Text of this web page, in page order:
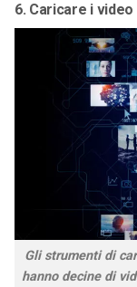
6. Caricare i video
Gli strumenti di
hanno decine di